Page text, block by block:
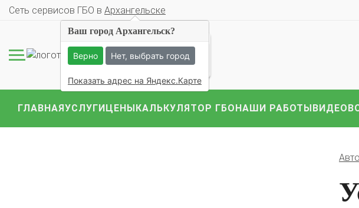
Cеть сервисов ГБО в Архангельске
ГЛАВНАЯУСЛУГИЦЕНЫКАЛЬКУЛЯТОР ГБОНАШИ РАБОТЫВИДЕО
Ваш город Архангельск?
Верно Нет, выбрать город
Показать адрес на Яндекс.Карте